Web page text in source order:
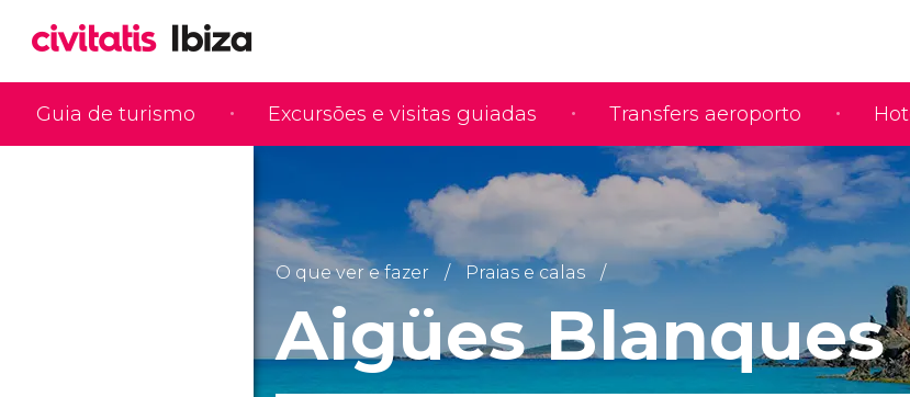
Guia de turismo Excursões e visitas guiadas Transfers aeroporto
O que ver e fazer Praias e calas
Aigües Blanques